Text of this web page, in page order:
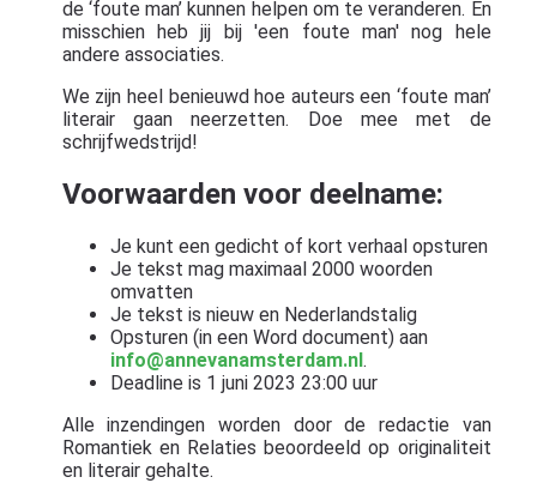
de ‘foute man’ kunnen helpen om te veranderen. En
misschien heb jij bij 'een foute man' nog hele
andere associaties.
We zijn heel benieuwd hoe auteurs een ‘foute man’
literair gaan neerzetten. Doe mee met de
schrijfwedstrijd!
Voorwaarden voor deelname:
Je kunt een gedicht of kort verhaal opsturen
Je tekst mag maximaal 2000 woorden
omvatten
Je tekst is nieuw en Nederlandstalig
Opsturen (in een Word document) aan
info@annevanamsterdam.nl.
Deadline is 1 juni 2023 23:00 uur
Alle inzendingen worden door de redactie van
Romantiek en Relaties beoordeeld op originaliteit
en literair gehalte.